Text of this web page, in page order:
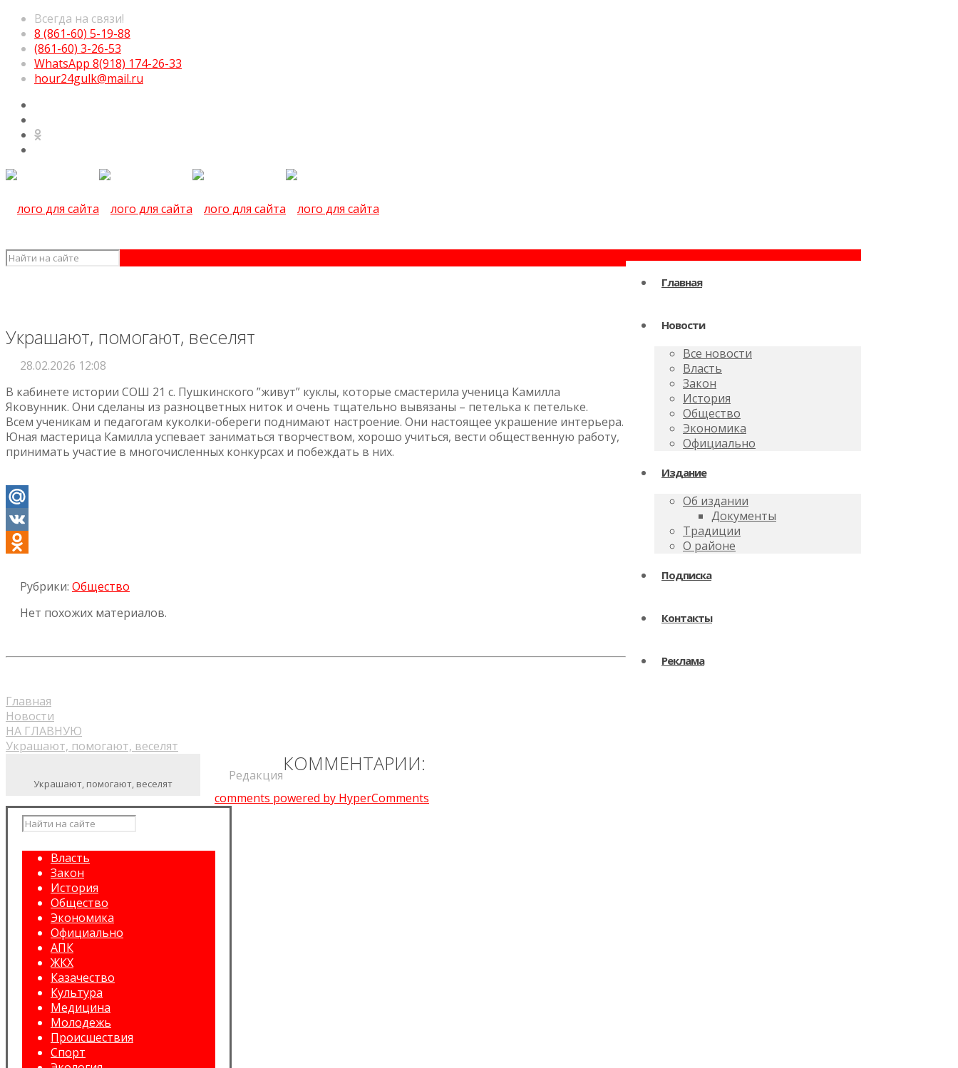
Всегда на связи!
8 (861-60) 5-19-88
(861-60) 3-26-53
WhatsApp 8(918) 174-26-33
hour24gulk@mail.ru
Главная
Новости
Все новости
Власть
Закон
История
Общество
Экономика
Официально
Издание
Об издании
Документы
Традиции
О районе
Подписка
Контакты
Реклама
Главная
Новости
НА ГЛАВНУЮ
Украшают, помогают, веселят
Украшают, помогают, веселят
28.02.2026 12:08
Украшают, помогают, веселят
В кабинете истории СОШ 21 с. Пушкинского ”живут” куклы, которые смастерила ученица Камилла
Яковунник. Они сделаны из разноцветных ниток и очень тщательно вывязаны – петелька к петельке.
Всем ученикам и педагогам куколки-обереги поднимают настроение. Они настоящее украшение интерьера.
Юная мастерица Камилла успевает заниматься творчеством, хорошо учиться, вести общественную работу,
принимать участие в многочисленных конкурсах и побеждать в них.
Mail.Ru
VK
Редакция
Рубрики: Общество
Нет похожих материалов.
КОММЕНТАРИИ:
comments powered by HyperComments
Власть
Закон
История
Общество
Экономика
Официально
АПК
ЖКХ
Казачество
Культура
Медицина
Молодежь
Происшествия
Спорт